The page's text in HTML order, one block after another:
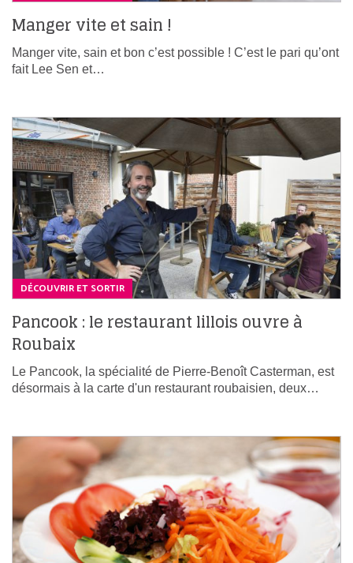
Manger vite et sain !
Manger vite, sain et bon c’est possible ! C’est le pari qu’ont
fait Lee Sen et…
DÉCOUVRIR ET SORTIR
Pancook : le restaurant lillois ouvre à
Roubaix
Le Pancook, la spécialité de Pierre-Benoît Casterman, est
désormais à la carte d'un restaurant roubaisien, deux…